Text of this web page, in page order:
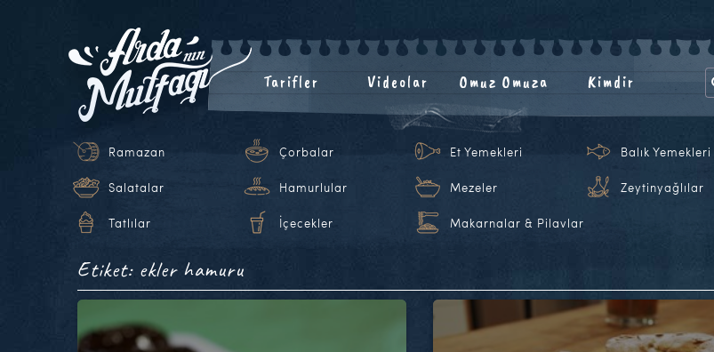
Tarifler Videolar Omuz Omuza Kimdir
Ramazan Çorbalar Et Yemekleri Balık Yemekleri
Salatalar Hamurlular Mezeler Zeytinyağlılar
Tatlılar İçecekler Makarnalar & Pilavlar
Etiket: ekler hamuru